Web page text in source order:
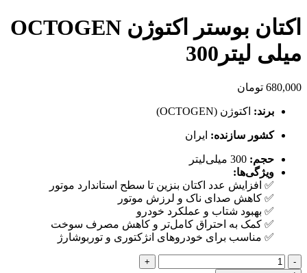
اکتان بوستر اکتوژن OCTOGEN
میلی لیتر300
680,000 تومان
برند: اکتوژن (OCTOGEN)
کشور سازنده: ایران
حجم:
ویژگی‌ها:
✅ افزایش عدد اکتان بنزین تا سطح استاندارد موتور
✅ کاهش صدای ناک و لرزش موتور
✅ بهبود شتاب و عملکرد خودرو
✅ کمک به احتراق کامل‌تر و کاهش مصرف سوخت
✅ مناسب برای خودروهای انژکتوری و توربوشارژ
اکتان